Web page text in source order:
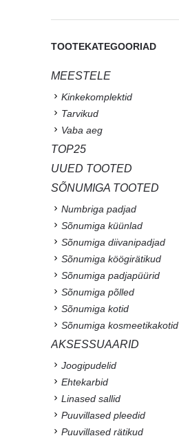
TOOTEKATEGOORIAD
MEESTELE
Kinkekomplektid
Tarvikud
Vaba aeg
TOP25
UUED TOOTED
SÕNUMIGA TOOTED
Numbriga padjad
Sõnumiga küünlad
Sõnumiga diivanipadjad
Sõnumiga köögirätikud
Sõnumiga padjapüürid
Sõnumiga põlled
Sõnumiga kotid
Sõnumiga kosmeetikakotid
AKSESSUAARID
Joogipudelid
Ehtekarbid
Linased sallid
Puuvillased pleedid
Puuvillased rätikud